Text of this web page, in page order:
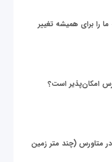
را برای همیشه تغییر
امکان‌پذیر است؟
دلاری در متاورس (چند متر زمین